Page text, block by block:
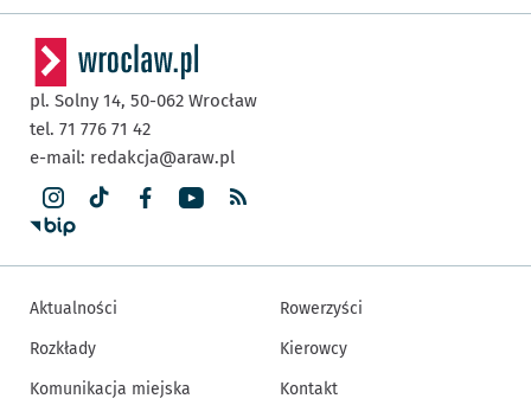
pl. Solny 14, 50-062 Wrocław
tel. 71 776 71 42
e-mail: redakcja@araw.pl
Aktualności
Rozkłady
Komunikacja miejska
Rowerzyści
Kierowcy
Kontakt